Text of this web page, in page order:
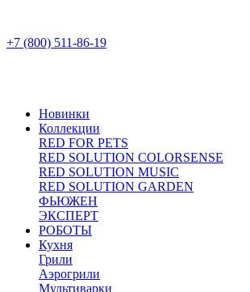
+7 (800) 511-86-19
Новинки
Коллекции
RED FOR PETS
RED SOLUTION COLORSENSE
RED SOLUTION MUSIC
RED SOLUTION GARDEN
ФЬЮЖЕН
ЭКСПЕРТ
РОБОТЫ
Кухня
Грили
Аэрогрили
Мультиварки